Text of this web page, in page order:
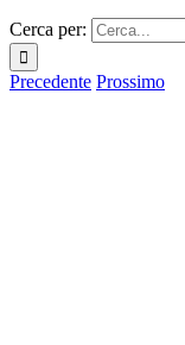
Cerca per:
Precedente Prossimo